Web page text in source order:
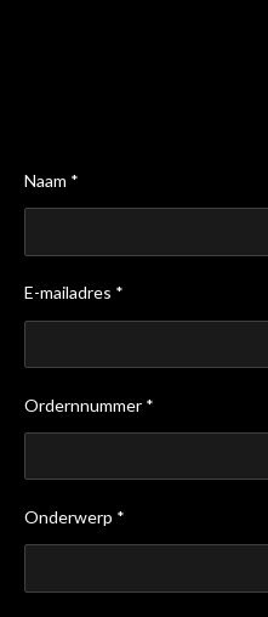
Naam *
E-mailadres *
Ordernnummer *
Onderwerp *